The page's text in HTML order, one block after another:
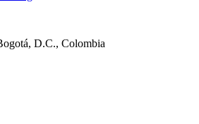
D.C., Colombia